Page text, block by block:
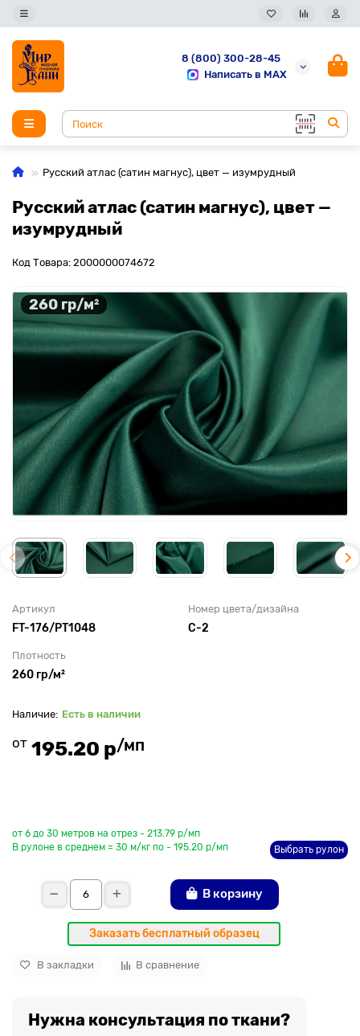
8 (800) 300-28-45
Написать в MAX
Русский атлас (сатин магнус), цвет — изумрудный
Русский атлас (сатин магнус), цвет —
изумрудный
Код Товара: 2000000074672
260 гр/м²
Артикул
FT-176/PT1048
Номер цвета/дизайна
C-2
Плотность
260 гр/м²
Есть в наличии
от 195.20 р/мп
от 6 до 30 метров на отрез - 213.79 р/мп
В рулоне в среднем = 30 м/кг по - 195.20 р/мп
Выбрать рулон
В корзину
Заказать бесплатный образец
В закладки В сравнение
Нужна консультация по ткани?